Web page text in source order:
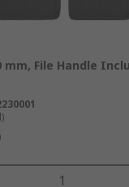
mm, File Handle